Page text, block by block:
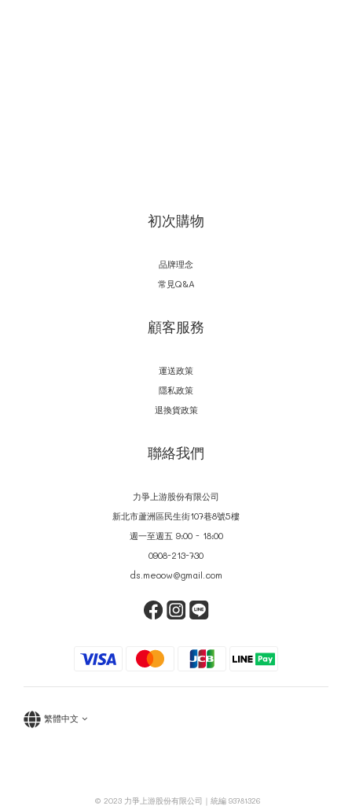
初次購物
品牌理念
常見Q&A
顧客服務
運送政策
隱私政策
退換貨政策
聯絡我們
力爭上游股份有限公司
新北市蘆洲區民生街107巷8號5樓
週一至週五 9:00 - 18:00
0908-213-730
ds.meoow@gmail.com
繁體中文
© 2023 力爭上游股份有限公司｜統編 93781326